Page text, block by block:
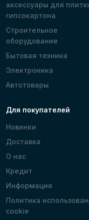
аксессуары для
гипсокартона
Строительное
оборудование
Бытовая техника
Электроника
Автотовары
Для покупателей
Новинки
Доставка
О нас
Кредит
Информация
Политика
cookie